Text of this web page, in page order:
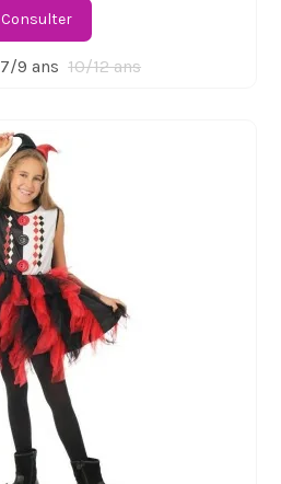
Consulter
7/9 ans 10/12 ans